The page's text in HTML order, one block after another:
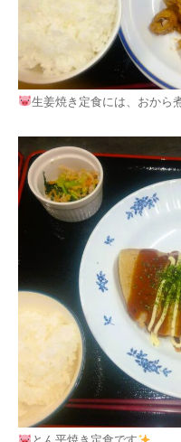
生姜焼き定食には、おから